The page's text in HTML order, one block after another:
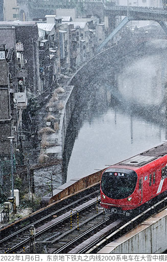
2022年1月6日，东京地下铁丸之内线2000系电车在大雪中横